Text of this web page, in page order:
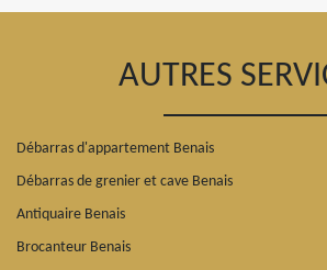
AUTRES
Débarras d'appartement Benais
Débarras de grenier et cave Benais
Antiquaire Benais
Brocanteur Benais